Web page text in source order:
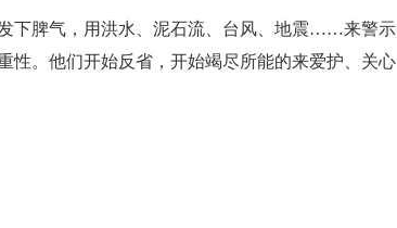
下脾气，用洪水、泥石流、台风、地震……来警示
性。他们开始反省，开始竭尽所能的来爱护、关心